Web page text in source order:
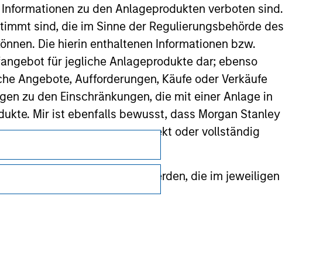
zu den Anlageprodukten verboten sind.
sind, die im Sinne der Regulierungsbehörde des
Die hierin enthaltenen Informationen bzw.
für jegliche Anlageprodukte dar; ebenso
Angebote, Aufforderungen, Käufe oder Verkäufe
zu den Einschränkungen, die mit einer Anlage in
Mir ist ebenfalls bewusst, dass Morgan Stanley
auf dieser Website korrekt oder vollständig
der Informationen gestellt werden, die im jeweiligen
Datenschutz
Your Privacy Choices